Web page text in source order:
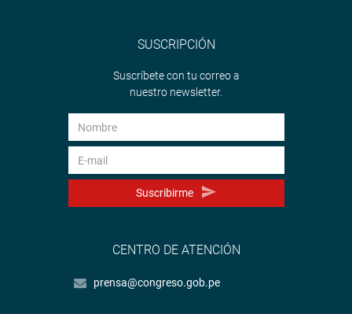
SUSCRIPCIÓN
Suscríbete con tu correo a
nuestro newsletter.
Suscribirme
CENTRO DE ATENCIÓN
prensa@congreso.gob.pe